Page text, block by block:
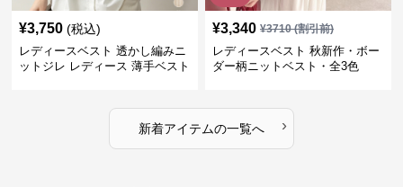
¥3,750 (税込)
レディースベスト 透かし編みニ
ットジレ レディース 薄手ベスト
¥3,340 ¥3710(割引前)
レディースベスト 秋新作・ボー
ダー柄ニットベスト・全3色
新着アイテムの一覧へ ›